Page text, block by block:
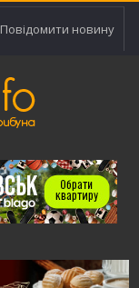
Повідомити новину